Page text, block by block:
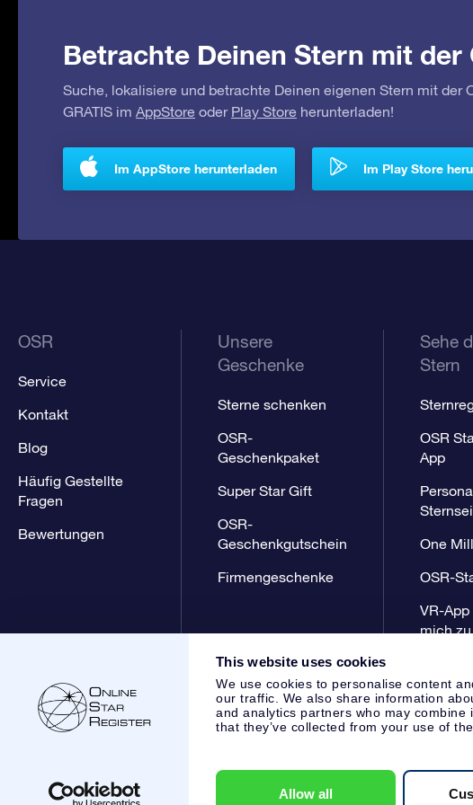
This website uses cookies
We use cookies to personalise content
our traffic. We also share information
and analytics partners who may
that they’ve collected from your use of
Allow all
Betrachte Deinen Stern mit der
Suche, lokalisiere und betrachte Deinen eigenen Stern mit der
GRATIS im AppStore oder Play Store herunterladen!
Im AppStore herunterladen Im Play Store
OSR
Service
Kontakt
Blog
Häufig Gestellte
Fragen
Bewertungen
Unsere
Geschenke
Sterne schenken
OSR-
Geschenkpaket
Super Star Gift
OSR-
Geschenkgutschein
Firmengeschenke
Sehe
Stern
OSR
App
One
OSR-
VR-App
mich
Kundenservice:help@osr.org KVK: 60333553, VAT: NL